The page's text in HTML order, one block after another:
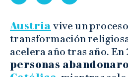
Austria vive un
transformación
acelera año tras año. En
personas